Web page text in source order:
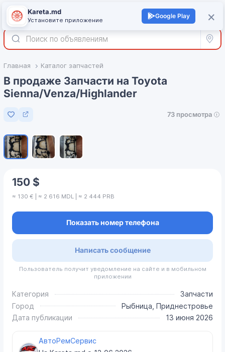
Войти +
Все
Главная Каталог запчастей
В продаже Запчасти на Toyota
Sienna/Venza/Highlander
Добавить в избранное
73 просмотра
150 $
≈ 130 € | ≈ 2 616 MDL | ≈ 2 444 PRB
Показать номер телефона
Написать сообщение
Пользователь получит уведомление на сайте и в мобильном
приложении
Категория
Запчасти
Город
Рыбница, Приднестровье
Дата публикации
13 июня 2026
АвтоРемСервис
×
Kareta.md
Установите приложение
Google Play